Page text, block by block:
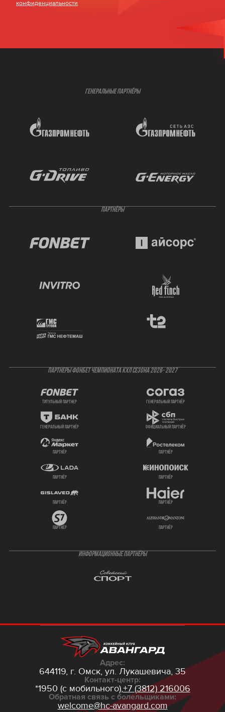
конфиденциальности
ГЕНЕРАЛЬНЫЕ ПАРТНЁРЫ
ПАРТНЁРЫ
ПАРТНЕРЫ ФОНБЕТ ЧЕМПИОНАТА КХЛ СЕЗОНА 2026- 2027
титульный партнер генеральный партнёр
генеральный партнёр официальный партнёр
партнёр партнёр
партнёр партнёр
партнёр партнёр
партнёр партнёр
ИНФОРМАЦИОННЫЕ ПАРТНЁРЫ
Адрес:
644119, г. Омск, ул. Лукашевича, 35
Контакт-центр:
*1950 (с мобильного),+7 (3812) 216006
Обратная связь с болельщиками:
welcome@hc-avangard.com